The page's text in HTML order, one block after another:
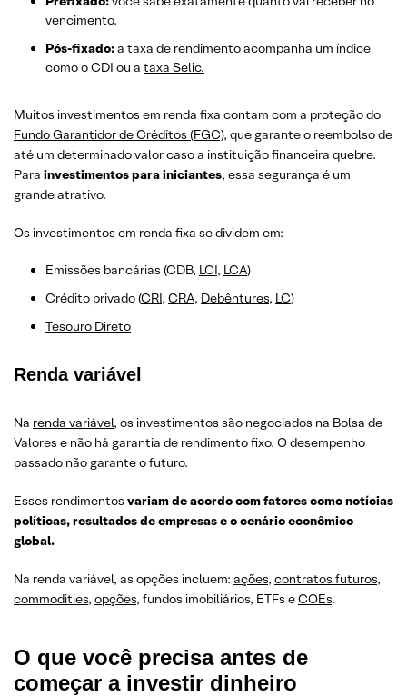
vencimento.
Pós-fixado:a taxa de rendimento acompanha um índice
como o CDI ou a taxa Selic.
Muitos investimentos em renda fixa contam com a proteção do
Fundo Garantidor de Créditos (FGC), que garante o reembolso de
até um determinado valor caso a instituição financeira quebre.
Para investimentos para iniciantes, essa segurança é um
grande atrativo.
Os investimentos em renda fixa se dividem em:
Emissões bancárias (CDB, LCI, LCA)
Crédito privado (CRI, CRA, Debêntures, LC)
Tesouro Direto
Renda variável
Na renda variável, os investimentos são negociados na Bolsa de
Valores e não há garantia de rendimento fixo. O desempenho
passado não garante o futuro.
Esses rendimentos variam de acordo com fatores como notícias
políticas, resultados de empresas e o cenário econômico
global.
Na renda variável, as opções incluem: ações, contratos futuros,
commodities, opções, fundos imobiliários, ETFs eCOEs.
O que você precisa antes de
começar a investir dinheiro